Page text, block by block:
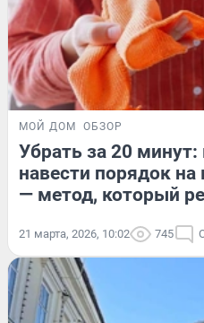
МОЙ ДОМ ОБЗОР
Убрать за 20
навести порядок на
— метод, который
21 марта, 2026, 10:02 745